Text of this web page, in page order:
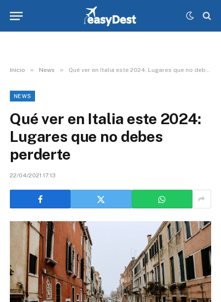
Inicio » News » Qué ver en Italia este 2024: Lugares que no debes perderte
NEWS
Qué ver en Italia este 2024:
Lugares que no debes
perderte
22/04/2021 17:13